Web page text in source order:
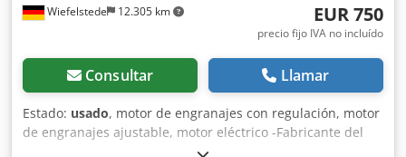
Wiefelstede 12.305 km EUR 750
precio fijo IVA no incluído
Consultar Llamar
Estado: usado, motor de engranajes con regulación, motor
de engranajes ajustable, motor eléctrico -Fabricante del
engranaje: SEW, tipo: R72-43-V01 -Fabricante del motor: